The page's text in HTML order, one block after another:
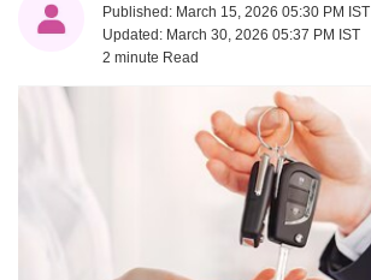
Published: March 15, 2026 05:30 PM IST
Updated: March 30, 2026 05:37 PM IST
2 minute Read